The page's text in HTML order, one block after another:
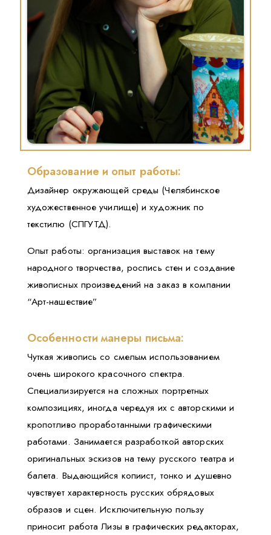
Образование и опыт работы:
Дизайнер окружающей среды (Челябинское
художественное училище) и художник по
текстилю (СПГУТД).
Опыт работы: организация выставок на тему
народного творчества, роспись стен и создание
живописных произведений на заказ в компании
“Арт-нашествие”
Особенности манеры письма:
Чуткая живопись со смелым использованием
очень широкого красочного спектра.
Специализируется на сложных портретных
композициях, иногда чередуя их с авторскими и
кропотливо проработанными графическими
работами. Занимается разработкой авторских
оригинальных эскизов на тему русского театра и
балета. Выдающийся копиист, тонко и душевно
чувствует характерность русских обрядовых
образов и сцен. Исключительную пользу
приносит работа Лизы в графических редакторах,